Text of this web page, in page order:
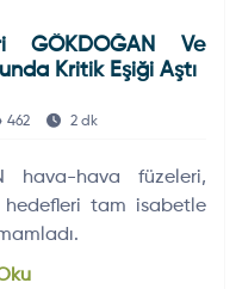
GÖKDOĞAN Ve
Kritik Eşiği Aştı
462 2 dk
hava-hava füzeleri,
hedefleri tam isabetle
226